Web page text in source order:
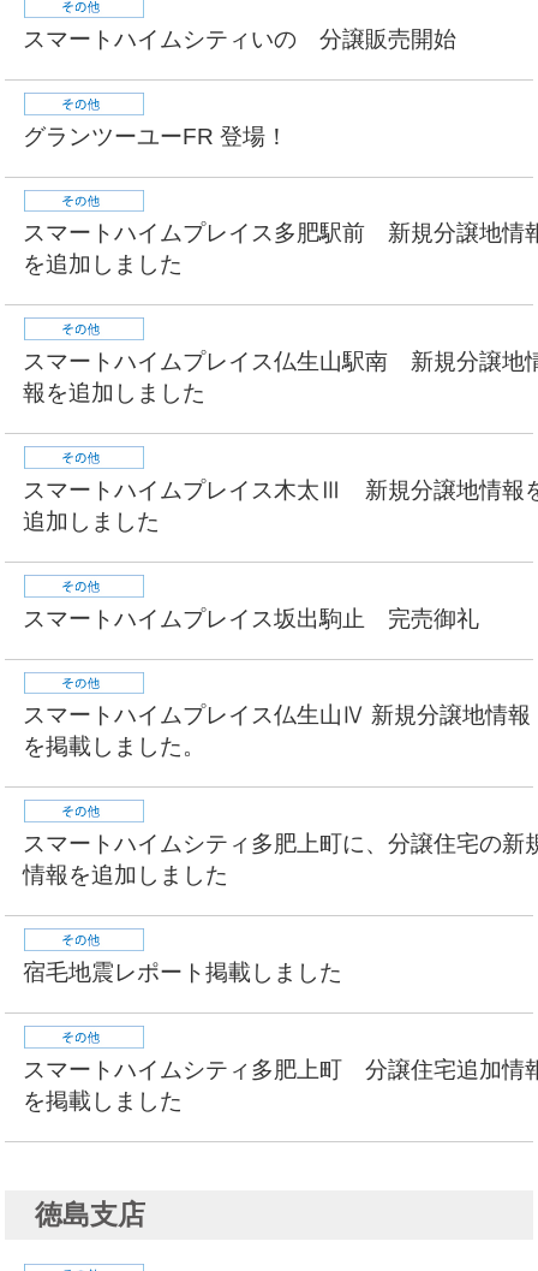
スマートハイムシティいの 分譲販売開始
グランツーユーFR 登場！
スマートハイムプレイス多肥駅前 新規分譲地情
を追加しました
スマートハイムプレイス仏生山駅南 新規分譲地
報を追加しました
スマートハイムプレイス木太Ⅲ 新規分譲地情報
追加しました
スマートハイムプレイス坂出駒止 完売御礼
スマートハイムプレイス仏生山Ⅳ 新規分譲地情報
を掲載しました。
スマートハイムシティ多肥上町に、分譲住宅の新
情報を追加しました
宿毛地震レポート掲載しました
スマートハイムシティ多肥上町 分譲住宅追加情
を掲載しました
徳島支店